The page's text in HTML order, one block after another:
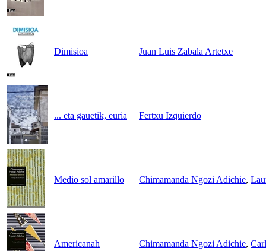
Dimisioa Juan Luis Zabala Artetxe
... eta gauetik, euria Fertxu Izquierdo
Medio sol amarillo Chimamanda Ngozi Adichie,
Americanah Chimamanda Ngozi Adichie,